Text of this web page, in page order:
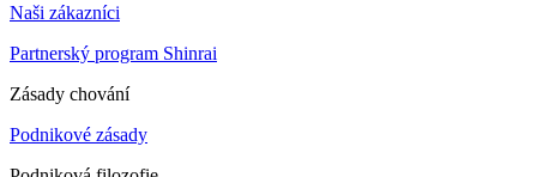
Naši zákazníci
Partnerský program Shinrai
Zásady chování
Podnikové zásady